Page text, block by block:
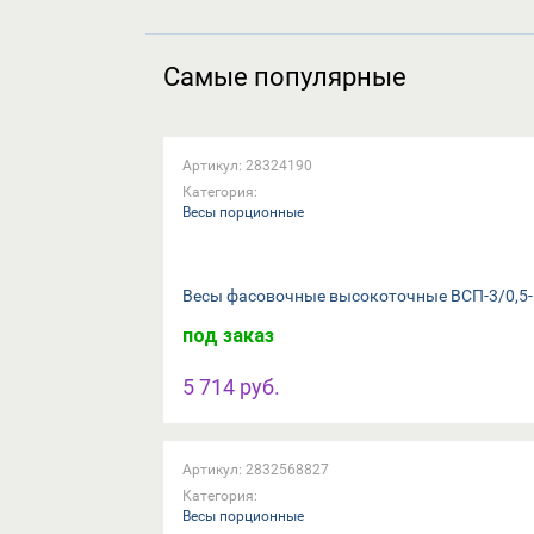
Самые популярные
Артикул: 28324190
Категория:
Весы порционные
Весы фасовочные высокоточные ВСП-3/
под заказ
5 714 руб.
Артикул: 2832568827
Категория:
Весы порционные